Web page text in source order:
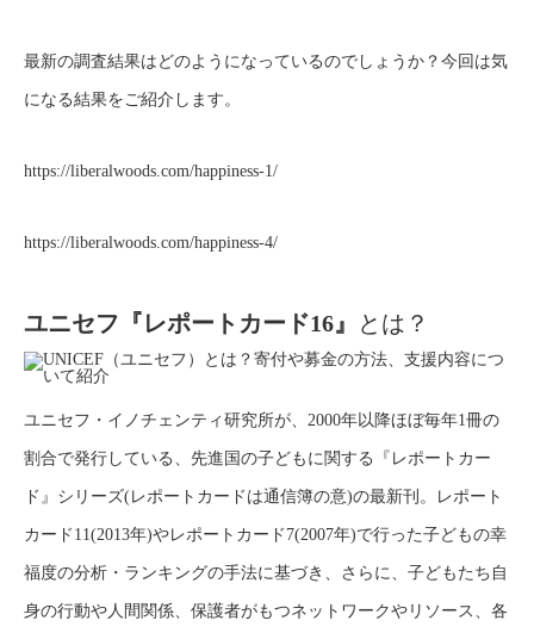
最新の調査結果はどのようになっているのでしょうか？今回は気
になる結果をご紹介します。
https://liberalwoods.com/happiness-1/
https://liberalwoods.com/happiness-4/
ユニセフ『レポートカード16』 とは？
ユニセフ・イノチェンティ研究所が、2000年以降ほぼ毎年1冊の
割合で発行している、先進国の子どもに関する『レポートカー
ド』シリーズ(レポートカードは通信簿の意)の最新刊。レポート
カード11(2013年)やレポートカード7(2007年)で行った子どもの幸
福度の分析・ランキングの手法に基づき、さらに、子どもたち自
身の行動や人間関係、保護者がもつネットワークやリソース、各